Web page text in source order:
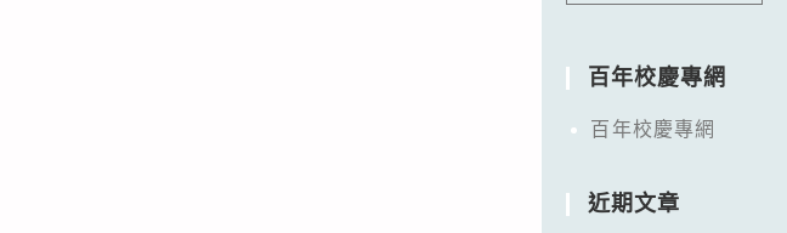
百年校慶專網
百年校慶專網
近期文章